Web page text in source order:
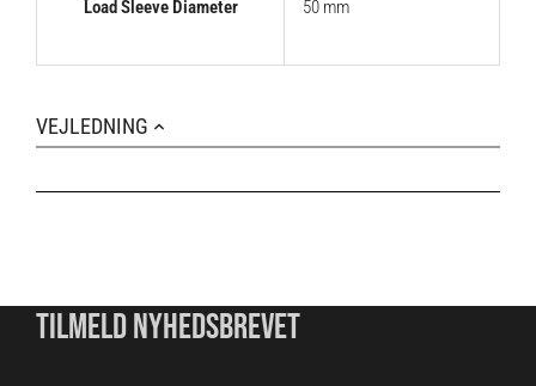
Load Sleeve Diameter 50 mm
VEJLEDNING
TILMELD NYHEDSBREVET